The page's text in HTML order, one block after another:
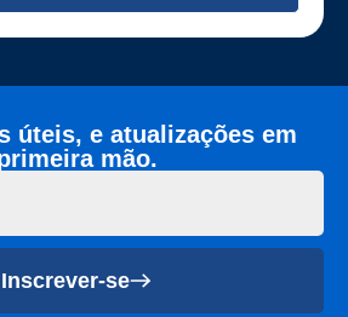
úteis, e atualizações em
mão.
Inscrever-se